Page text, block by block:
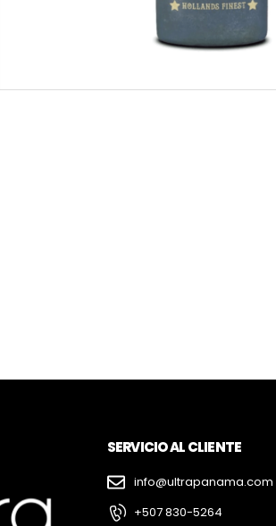
SERVICIO AL CLIENTE
info@ultrapanama.com
+507 830-5264